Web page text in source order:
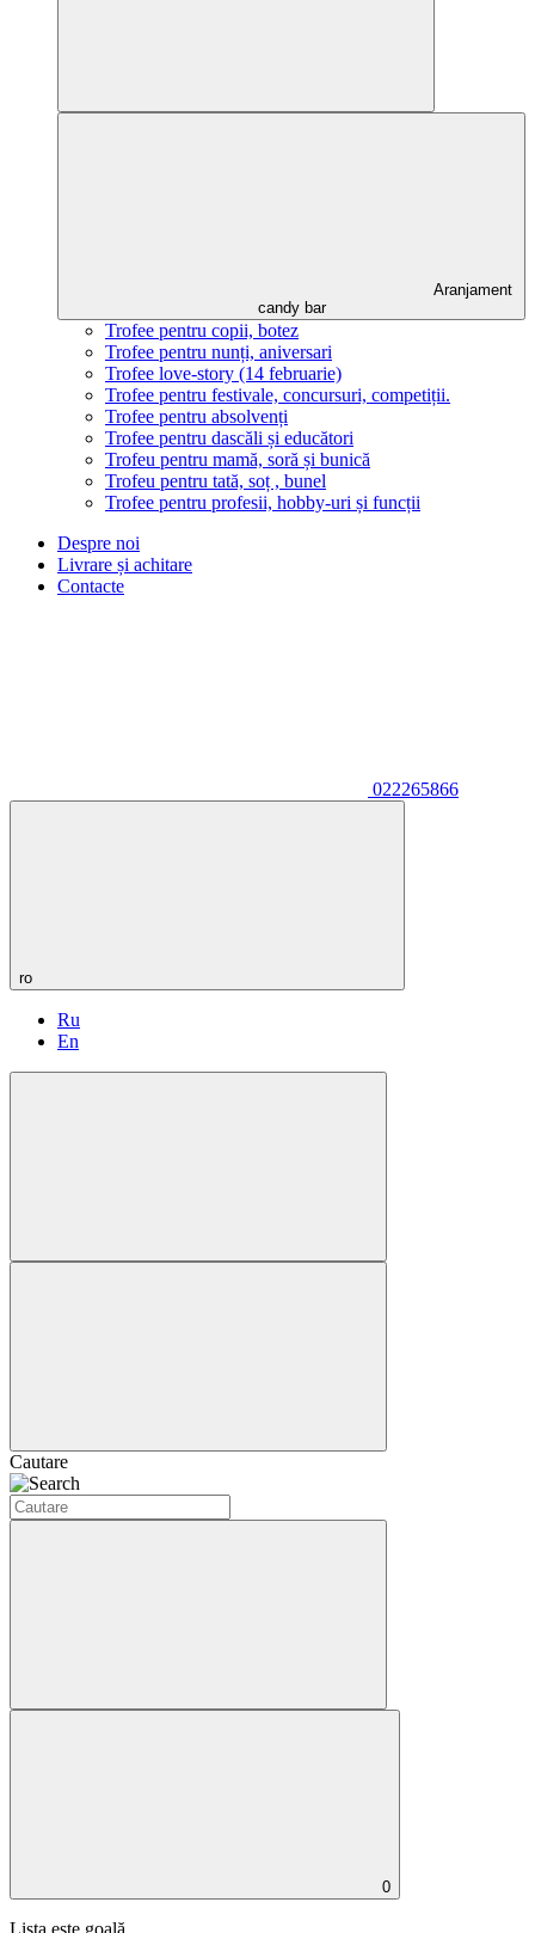
Aranjament
candy bar
Trofee pentru copii, botez
Trofee pentru nunți, aniversari
Trofee love-story (14 februarie)
Trofee pentru festivale, concursuri, competiții.
Trofee pentru absolvenți
Trofee pentru dascăli și educători
Trofeu pentru mamă, soră și bunică
Trofeu pentru tată, soț , bunel
Trofee pentru profesii, hobby-uri și funcții
Despre noi
Livrare și achitare
Contacte
022265866
ro
Ru
En
Cautare
0
Lista este goală